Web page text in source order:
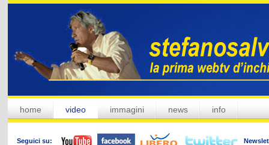
home video immagini news info
Seguici su: